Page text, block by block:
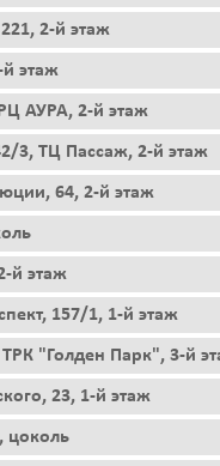
2-й этаж
этаж
АУРА, 2-й этаж
3, ТЦ Пассаж, 2-й этаж
64, 2-й этаж
й этаж
157/1, 1-й этаж
"Голден Парк", 3-й
23, 1-й этаж
цоколь